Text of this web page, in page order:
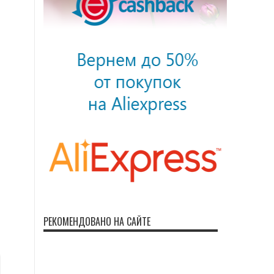
РЕКОМЕНДОВАНО НА САЙТЕ